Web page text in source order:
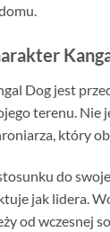
Dog jest
terenu. Nie
który
do
jak lidera.
od wczesnej